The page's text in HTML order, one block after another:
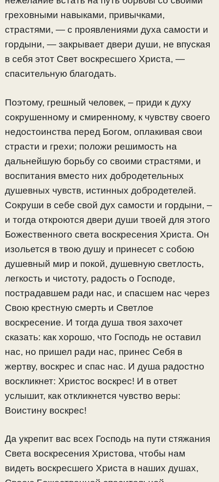
греховными навыками, привычками,
страстями, — с проявлениями духа самости и
гордыни, — закрывает двери души, не впуская
в себя этот Свет воскресшего Христа, —
спасительную благодать.
Поэтому, грешный человек, – приди к духу
сокрушенному и смиренному, к чувству своего
недостоинства перед Богом, оплакивая свои
страсти и грехи; положи решимость на
дальнейшую борьбу со своими страстями, и
воспитания вместо них добродетельных
душевных чувств, истинных добродетелей.
Сокруши в себе свой дух самости и гордыни, –
и тогда откроются двери души твоей для этого
Божественного света воскресения Христа. Он
изольется в твою душу и принесет с собою
душевный мир и покой, душевную светлость,
легкость и чистоту, радость о Господе,
пострадавшем ради нас, и спасшем нас через
Свою крестную смерть и Светлое
воскресение. И тогда душа твоя захочет
сказать: как хорошо, что Господь не оставил
нас, но пришел ради нас, принес Себя в
жертву, воскрес и спас нас. И душа радостно
воскликнет: Христос воскрес! И в ответ
услышит, как откликнется чувство веры:
Воистину воскрес!
Да укрепит вас всех Господь на пути стяжания
Света воскресения Христова, чтобы нам
видеть воскресшего Христа в наших душах,